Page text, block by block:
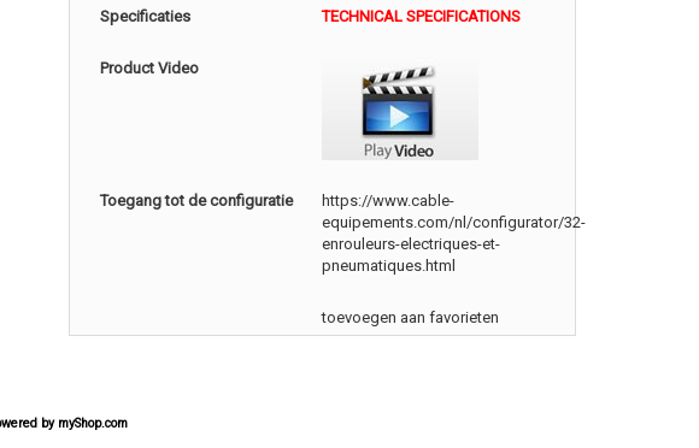
Specificaties TECHNICAL SPECIFICATIONS
Product Video
Toegang tot de configuratie
https://www.cable-
equipements.com/nl/configurator/32-
enrouleurs-electriques-et-
pneumatiques.html
toevoegen aan favorieten
by myShop.com